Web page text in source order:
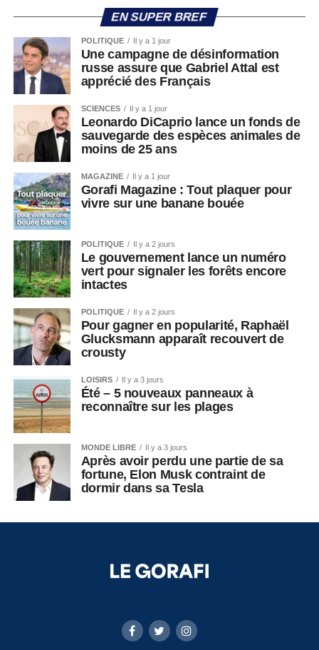
EN SUPER BREF
POLITIQUE Il y a 1 jour
Une campagne de désinformation
russe assure que Gabriel Attal est
apprécié des Français
SCIENCES Il y a 1 jour
Leonardo DiCaprio lance un fonds de
sauvegarde des espèces animales de
moins de 25 ans
MAGAZINE Il y a 1 jour
Gorafi Magazine : Tout plaquer pour
vivre sur une banane bouée
POLITIQUE Il y a 2 jours
Le gouvernement lance un numéro
vert pour signaler les forêts encore
intactes
POLITIQUE Il y a 2 jours
Pour gagner en popularité, Raphaël
Glucksmann apparaît recouvert de
crousty
LOISIRS Il y a 3 jours
Été – 5 nouveaux panneaux à
reconnaître sur les plages
MONDE LIBRE Il y a 3 jours
Après avoir perdu une partie de sa
fortune, Elon Musk contraint de
dormir dans sa Tesla